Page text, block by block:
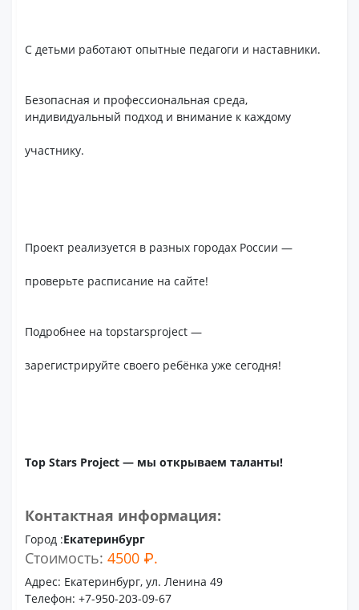
С детьми работают опытные педагоги и наставники.
Безопасная и профессиональная среда,
индивидуальный подход и внимание к каждому
участнику.
Проект реализуется в разных городах России —
проверьте расписание на сайте!
Подробнее на topstarsproject —
зарегистрируйте своего ребёнка уже сегодня!
Top Stars Project — мы открываем таланты!
Контактная информация:
Город :Екатеринбург
Стоимость:4500 ₽.
Адрес: Екатеринбург, ул. Ленина 49
Телефон: +7-950-203-09-67